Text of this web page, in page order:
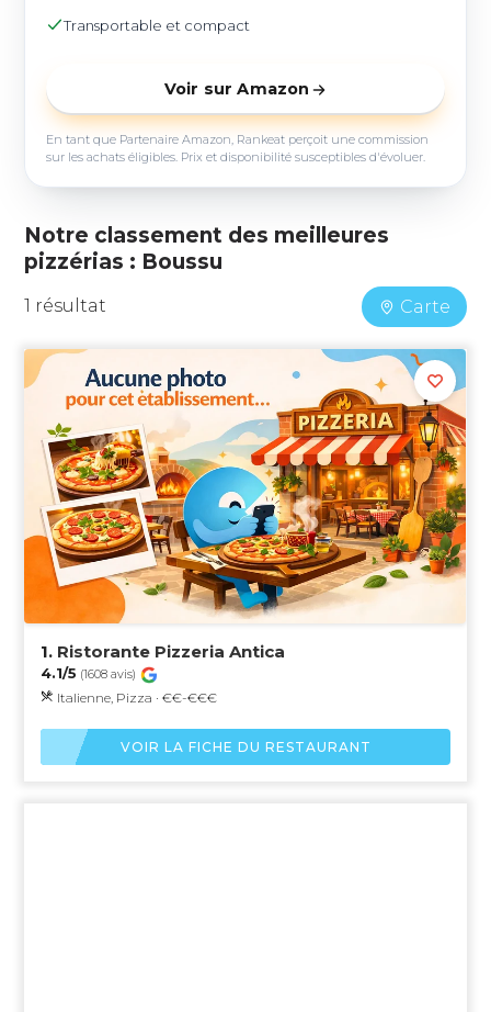
Transportable et compact
Voir sur Amazon
En tant que Partenaire Amazon, Rankeat perçoit une commission
sur les achats éligibles. Prix et disponibilité susceptibles d'évoluer.
Notre classement des meilleures
pizzérias : Boussu
1 résultat Carte
1. Ristorante Pizzeria Antica
4.1/5 (1608 avis)
Italienne, Pizza · €€-€€€
VOIR LA FICHE DU RESTAURANT